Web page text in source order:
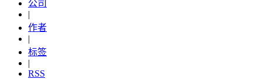
公司
|
作者
|
标签
|
RSS